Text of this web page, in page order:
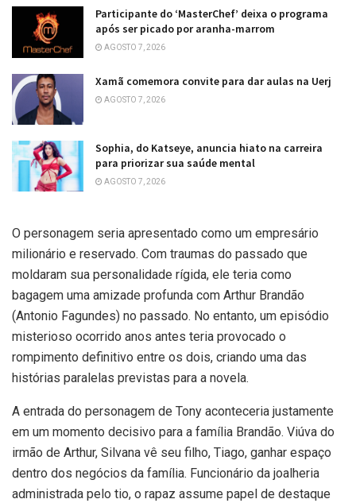
Participante do ‘MasterChef’ deixa o programa
após ser picado por aranha-marrom
AGOSTO 7, 2026
Xamã comemora convite para dar aulas na Uerj
AGOSTO 7, 2026
Sophia, do Katseye, anuncia hiato na carreira
para priorizar sua saúde mental
AGOSTO 7, 2026
O personagem seria apresentado como um empresário
milionário e reservado. Com traumas do passado que
moldaram sua personalidade rígida, ele teria como
bagagem uma amizade profunda com Arthur Brandão
(Antonio Fagundes) no passado. No entanto, um episódio
misterioso ocorrido anos antes teria provocado o
rompimento definitivo entre os dois, criando uma das
histórias paralelas previstas para a novela.
A entrada do personagem de Tony aconteceria justamente
em um momento decisivo para a família Brandão. Viúva do
irmão de Arthur, Silvana vê seu filho, Tiago, ganhar espaço
dentro dos negócios da família. Funcionário da joalheria
administrada pelo tio, o rapaz assume papel de destaque